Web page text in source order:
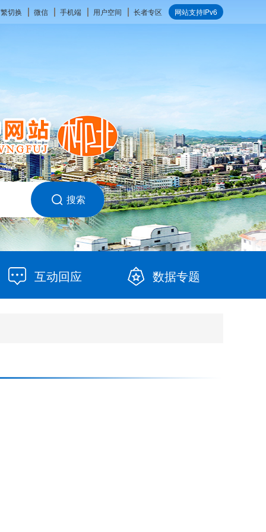
切换 微信 手机端 用户空间 长者专区 网站支持IPv6
搜索
互动回应 数据专题